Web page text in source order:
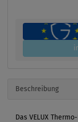
Beschreibung
Das VELUX